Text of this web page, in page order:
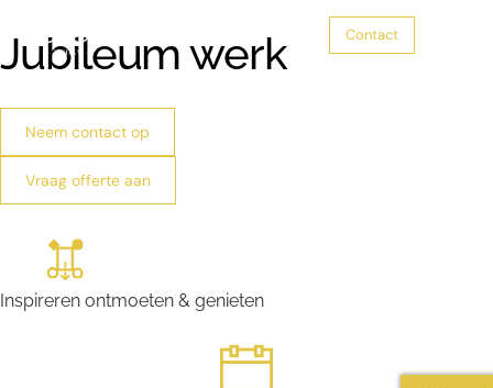
Contact
Jubileum werk
Neem contact op
Vraag offerte aan
Inspireren ontmoeten & genieten
Trouwen
Zakelijke bijeenkomsten
Feesten
Zalen